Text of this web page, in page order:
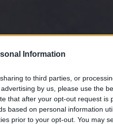
Information
to third parties, or
by us, please use the
that after your opt-out request is
based on personal information
prior to your opt-out. You may